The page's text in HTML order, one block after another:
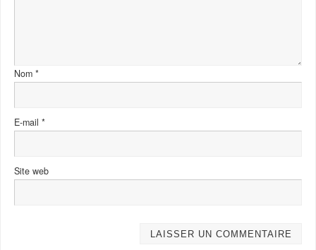
Nom *
E-mail *
Site web